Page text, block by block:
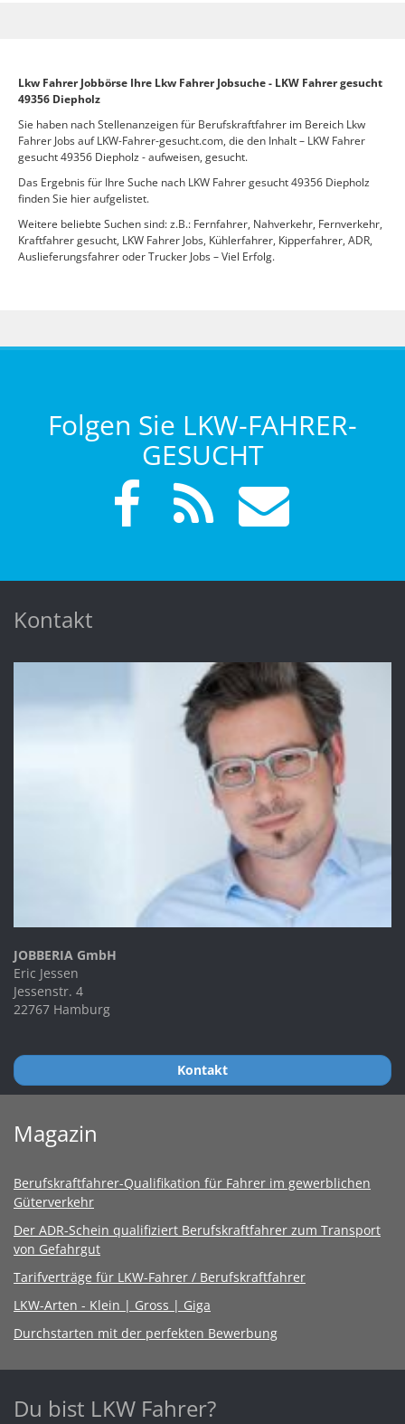
Lkw Fahrer Jobbörse Ihre Lkw Fahrer Jobsuche - LKW Fahrer gesucht
49356 Diepholz
Sie haben nach Stellenanzeigen für Berufskraftfahrer im Bereich Lkw
Fahrer Jobs auf LKW-Fahrer-gesucht.com, die den Inhalt – LKW Fahrer
gesucht 49356 Diepholz - aufweisen, gesucht.
Das Ergebnis für Ihre Suche nach LKW Fahrer gesucht 49356 Diepholz
finden Sie hier aufgelistet.
Weitere beliebte Suchen sind: z.B.: Fernfahrer, Nahverkehr, Fernverkehr,
Kraftfahrer gesucht, LKW Fahrer Jobs, Kühlerfahrer, Kipperfahrer, ADR,
Auslieferungsfahrer oder Trucker Jobs – Viel Erfolg.
Folgen Sie LKW-FAHRER-
GESUCHT
Kontakt
JOBBERIA GmbH
Eric Jessen
Jessenstr. 4
22767 Hamburg
Kontakt
Magazin
Berufskraftfahrer-Qualifikation für Fahrer im gewerblichen
Güterverkehr
Der ADR-Schein qualifiziert Berufskraftfahrer zum Transport
von Gefahrgut
Tarifverträge für LKW-Fahrer / Berufskraftfahrer
LKW-Arten - Klein | Gross | Giga
Durchstarten mit der perfekten Bewerbung
Du bist LKW Fahrer?